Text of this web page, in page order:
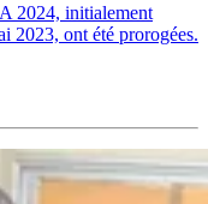
2024, initialement
2023, ont été prorogées.